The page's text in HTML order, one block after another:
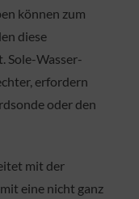
können zum
diese
Sole-Wasser-
erfordern
oder den
mit der
eine nicht ganz